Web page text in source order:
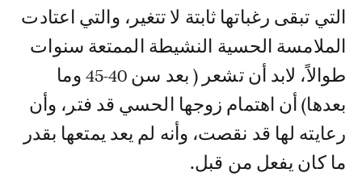
التي تبقى رغباتها ثابتة لا تتغير، والتي اعتادت
الملامسة الحسية النشيطة الممتعة سنوات
طوالاً، لابد أن تشعر ( بعد سن 40-45 وما
بعدها) أن اهتمام زوجها الحسي قد فتر، وأن
رعايته لها قد نقصت، وأنه لم يعد يمتعها بقدر
ما كان يفعل من قبل.